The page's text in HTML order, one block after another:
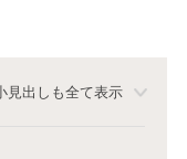
見出しも全て表示